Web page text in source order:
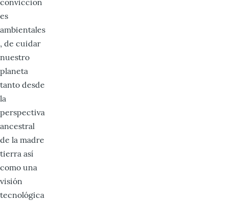
conviccion
es
ambientales
, de cuidar
nuestro
planeta
tanto desde
la
perspectiva
ancestral
de la madre
tierra así
como una
visión
tecnológica